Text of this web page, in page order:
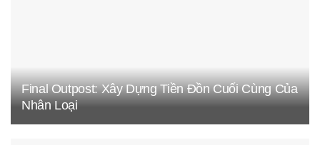
Final Outpost: Xây Dựng Tiền Đồn Cuối Cùng Của
Nhân Loại